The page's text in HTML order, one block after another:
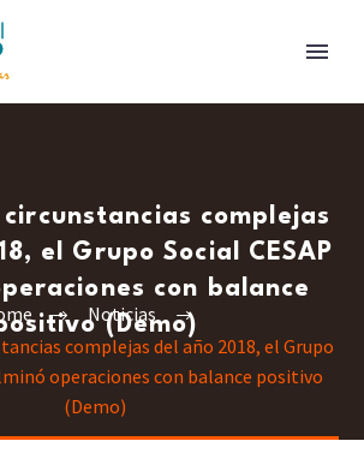
complejas
el Grupo Social CESAP
con balance
(Demo)
Noticias
complejas del año 2018, el Grupo
operaciones con balance positivo
(Demo)